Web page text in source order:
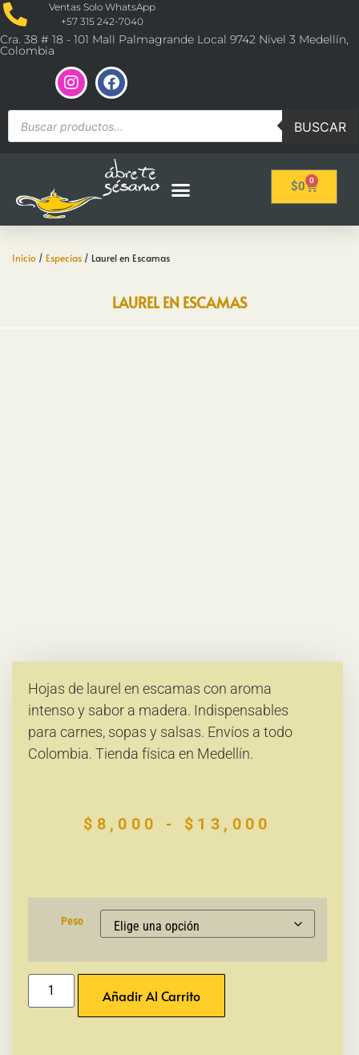
Ventas Solo WhatsApp
+57 315 242-7040
Cra. 38 # 18 - 101 Mall Palmagrande Local 9742 Nivel 3 Medellín,
Colombia
BUSCAR
$0 0
Inicio / Especias / Laurel en Escamas
LAUREL EN ESCAMAS
Hojas de laurel en escamas con aroma
intenso y sabor a madera. Indispensables
para carnes, sopas y salsas. Envíos a todo
Colombia. Tienda física en Medellín.
$ 8,000 - $ 13,000
Peso
Añadir Al Carrito